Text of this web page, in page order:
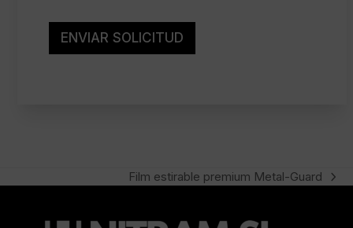
g
e
e
ó
ENVIAR SOLICITUD
next
Film estirable premium Metal-Guard